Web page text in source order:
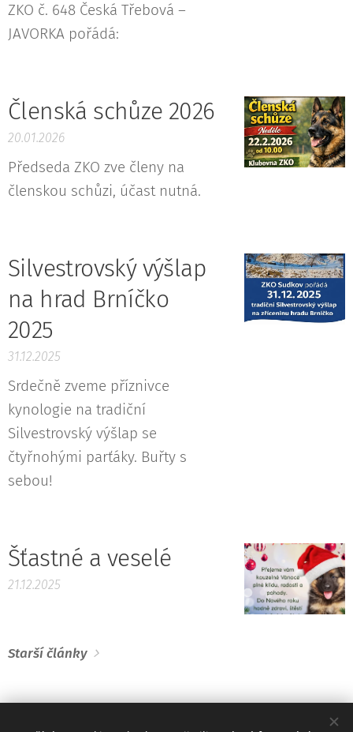
ZKO č. 648 Česká Třebová –
JAVORKA pořádá:
Členská schůze 2026
20.01.2026
Předseda ZKO zve členy na
členskou schůzi, účast nutná.
Silvestrovský výšlap
na hrad Brníčko
2025
31.12.2025
Srdečně zveme příznivce
kynologie na tradiční
Silvestrovský výšlap se
čtyřnohými parťáky. Buřty s
sebou!
Šťastné a veselé
21.12.2025
Starší články